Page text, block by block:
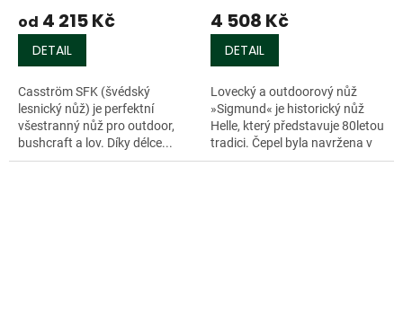
od 4 215 Kč
DETAIL
Casström SFK (švédský
lesnický nůž) je perfektní
všestranný nůž pro outdoor,
bushcraft a lov. Díky délce...
4 508 Kč
DETAIL
Lovecký a outdoorový nůž
»Sigmund« je historický nůž
Helle, který představuje 80letou
tradici. Čepel byla navržena v
roce 1930...